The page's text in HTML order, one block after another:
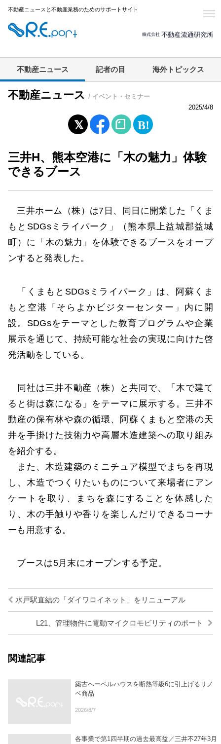
不動産ニュースと不動産業務のためのサポートサイト
不動産ニュース 記者の目 海外トピックス
不動産ニュース / イベント・セミナー
2025/4/8
三井H、熊本空港に「木の魅力」体験
できるブース
三井ホーム（株）は7日、同日に開業した「くま
もとSDGsミライパーク」（熊本県上益城郡益城
町）に「木の魅力」を体験できるブースをオープ
ンすると発表した。
「くまもとSDGsミライパーク」は、阿蘇くま
もと空港「そらよかビジターセンター」内に開
設。SDGsをテーマとした教育プログラムや企業
展示を通じて、持続可能な社会の実現に向けた啓
発活動をしている。
同社は三井不動産（株）と共同で、「木で建て
ると街は森になる」をテーマに展示する。三井不
動産の保有林や森の循環、阿蘇くまもと空港の天
井を手掛けた技術力や高層木造建築への取り組み
を紹介する。
また、木造建築のミニチュア模型でまちを再現
し、木造でつくりたいものについて来場者にアン
ケートを取り、まちを森にすることを体感した
り、木の手触りや香りを楽しんだりできるコーナ
ーも用意する。
ブースは5月末にオープンする予定。
水戸駅直結の「ダイワロイネット」をリニューアル
L21、管理物件に電動マイクロモビリティのポート
関連記事
築古へーベルハウスを断熱等級6に引上げるリノ
ベ商品
2026/8/7
各事業で第1四半期の過去最高益／三井不27年3月